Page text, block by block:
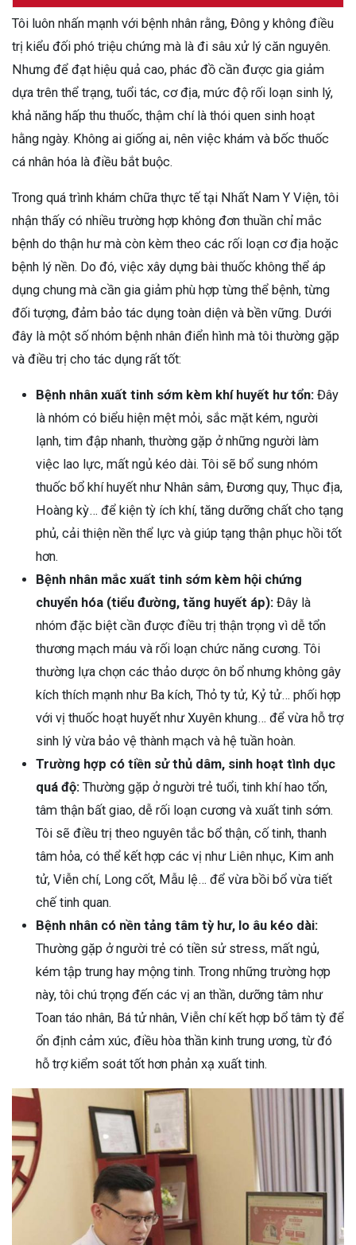
Tôi luôn nhấn mạnh với bệnh nhân rằng, Đông y không điều
trị kiểu đối phó triệu chứng mà là đi sâu xử lý căn nguyên.
Nhưng để đạt hiệu quả cao, phác đồ cần được gia giảm
dựa trên thể trạng, tuổi tác, cơ địa, mức độ rối loạn sinh lý,
khả năng hấp thu thuốc, thậm chí là thói quen sinh hoạt
hằng ngày. Không ai giống ai, nên việc khám và bốc thuốc
cá nhân hóa là điều bắt buộc.
Trong quá trình khám chữa thực tế tại Nhất Nam Y Viện, tôi
nhận thấy có nhiều trường hợp không đơn thuần chỉ mắc
bệnh do thận hư mà còn kèm theo các rối loạn cơ địa hoặc
bệnh lý nền. Do đó, việc xây dựng bài thuốc không thể áp
dụng chung mà cần gia giảm phù hợp từng thể bệnh, từng
đối tượng, đảm bảo tác dụng toàn diện và bền vững. Dưới
đây là một số nhóm bệnh nhân điển hình mà tôi thường gặp
và điều trị cho tác dụng rất tốt:
Bệnh nhân xuất tinh sớm kèm khí huyết hư tổn: Đây
là nhóm có biểu hiện mệt mỏi, sắc mặt kém, người
lạnh, tim đập nhanh, thường gặp ở những người làm
việc lao lực, mất ngủ kéo dài. Tôi sẽ bổ sung nhóm
thuốc bổ khí huyết như Nhân sâm, Đương quy, Thục địa,
Hoàng kỳ… để kiện tỳ ích khí, tăng dưỡng chất cho tạng
phủ, cải thiện nền thể lực và giúp tạng thận phục hồi tốt
hơn.
Bệnh nhân mắc xuất tinh sớm kèm hội chứng
chuyển hóa (tiểu đường, tăng huyết áp): Đây là
nhóm đặc biệt cần được điều trị thận trọng vì dễ tổn
thương mạch máu và rối loạn chức năng cương. Tôi
thường lựa chọn các thảo dược ôn bổ nhưng không gây
kích thích mạnh như Ba kích, Thỏ ty tử, Kỷ tử… phối hợp
với vị thuốc hoạt huyết như Xuyên khung… để vừa hỗ trợ
sinh lý vừa bảo vệ thành mạch và hệ tuần hoàn.
Trường hợp có tiền sử thủ dâm, sinh hoạt tình dục
quá độ: Thường gặp ở người trẻ tuổi, tinh khí hao tổn,
tâm thận bất giao, dễ rối loạn cương và xuất tinh sớm.
Tôi sẽ điều trị theo nguyên tắc bổ thận, cố tinh, thanh
tâm hỏa, có thể kết hợp các vị như Liên nhục, Kim anh
tử, Viễn chí, Long cốt, Mẫu lệ… để vừa bồi bổ vừa tiết
chế tinh quan.
Bệnh nhân có nền tảng tâm tỳ hư, lo âu kéo dài:
Thường gặp ở người trẻ có tiền sử stress, mất ngủ,
kém tập trung hay mộng tinh. Trong những trường hợp
này, tôi chú trọng đến các vị an thần, dưỡng tâm như
Toan táo nhân, Bá tử nhân, Viễn chí kết hợp bổ tâm tỳ để
ổn định cảm xúc, điều hòa thần kinh trung ương, từ đó
hỗ trợ kiểm soát tốt hơn phản xạ xuất tinh.